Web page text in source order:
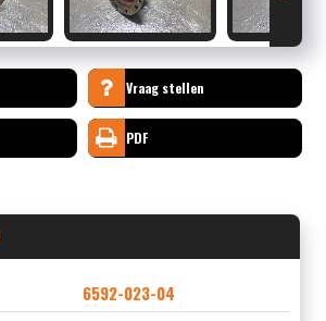
Vraag stellen
PDF
6592-023-04